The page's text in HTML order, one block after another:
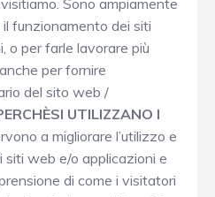
Sono ampiamente
funzionamento dei siti
o per farle lavorare più
per fornire
del sito web /
UTILIZZANO I
a migliorare l’utilizzo e
web e/o applicazioni e
di come i visitatori